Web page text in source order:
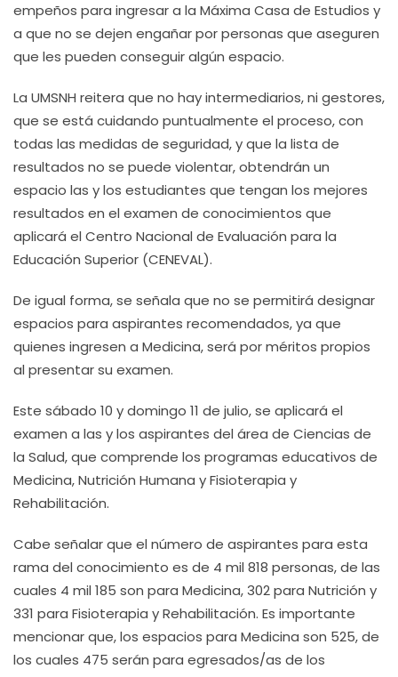
empeños para ingresar a la Máxima Casa de Estudios y
a que no se dejen engañar por personas que aseguren
que les pueden conseguir algún espacio.
La UMSNH reitera que no hay intermediarios, ni gestores,
que se está cuidando puntualmente el proceso, con
todas las medidas de seguridad, y que la lista de
resultados no se puede violentar, obtendrán un
espacio las y los estudiantes que tengan los mejores
resultados en el examen de conocimientos que
aplicará el Centro Nacional de Evaluación para la
Educación Superior (CENEVAL).
De igual forma, se señala que no se permitirá designar
espacios para aspirantes recomendados, ya que
quienes ingresen a Medicina, será por méritos propios
al presentar su examen.
Este sábado 10 y domingo 11 de julio, se aplicará el
examen a las y los aspirantes del área de Ciencias de
la Salud, que comprende los programas educativos de
Medicina, Nutrición Humana y Fisioterapia y
Rehabilitación.
Cabe señalar que el número de aspirantes para esta
rama del conocimiento es de 4 mil 818 personas, de las
cuales 4 mil 185 son para Medicina, 302 para Nutrición y
331 para Fisioterapia y Rehabilitación. Es importante
mencionar que, los espacios para Medicina son 525, de
los cuales 475 serán para egresados/as de los